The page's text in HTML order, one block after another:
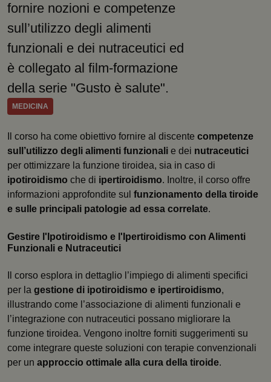
fornire nozioni e competenze
sull’utilizzo degli alimenti
funzionali e dei nutraceutici ed
è collegato al film-formazione
della serie "Gusto è salute".
MEDICINA
Il corso ha come obiettivo fornire al discente competenze
sull’utilizzo degli alimenti funzionali e dei nutraceutici
per ottimizzare la funzione tiroidea, sia in caso di
ipotiroidismo che di ipertiroidismo. Inoltre, il corso offre
informazioni approfondite sul funzionamento della tiroide
e sulle principali patologie ad essa correlate.
Gestire l'Ipotiroidismo e l'Ipertiroidismo con Alimenti
Funzionali e Nutraceutici
Il corso esplora in dettaglio l’impiego di alimenti specifici
per la gestione di ipotiroidismo e ipertiroidismo,
illustrando come l’associazione di alimenti funzionali e
l’integrazione con nutraceutici possano migliorare la
funzione tiroidea. Vengono inoltre forniti suggerimenti su
come integrare queste soluzioni con terapie convenzionali
per un approccio ottimale alla cura della tiroide.